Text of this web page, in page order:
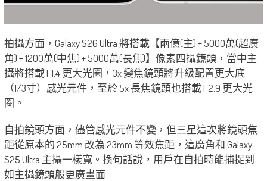
拍攝方面， GalaxyS26 Ultra 將搭載【兩億(主) + 5000萬(超廣
角) + 1200萬(中焦) + 5000萬(長焦)】像素四攝鏡頭，當中主
攝將搭載 F1.4 更大光圈，3x 變焦鏡頭將升級配置更大底
（1/3寸）感光元件，至於 5x 長焦鏡頭也搭載 F2.9 更大光
圈。
自拍鏡頭方面，儘管感光元件不變，但三星這次將鏡頭焦
距從原本的 25mm 改為 23mm 等效焦距，這廣角和 Galaxy
S25 Ultra 主攝一樣寬。換句話說，用戶在自拍時能捕捉到
如主攝鏡頭般更廣畫面